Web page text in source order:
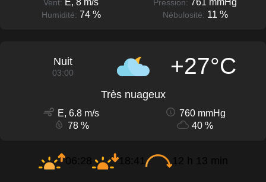
Vent: Pression:
Humidité: 74 % Nébulosité: 11 %
Nuit
03:00 +27°C
Très nuageux
E, 6.8 m/s
760 mmHg
78 %
40 %
06:28 18:41 12 h 13 min